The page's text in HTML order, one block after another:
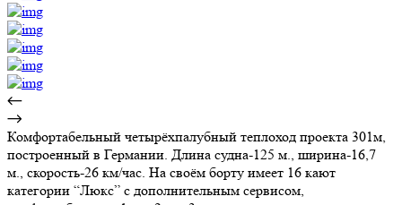
Комфортабельный четырёхпалубный теплоход проекта 301м,
построенный в Германии. Длина судна-125 м., ширина-16,7
м., скорость-26 км/час. На своём борту имеет 16 кают
категории “Люкс” с дополнительным сервисом,